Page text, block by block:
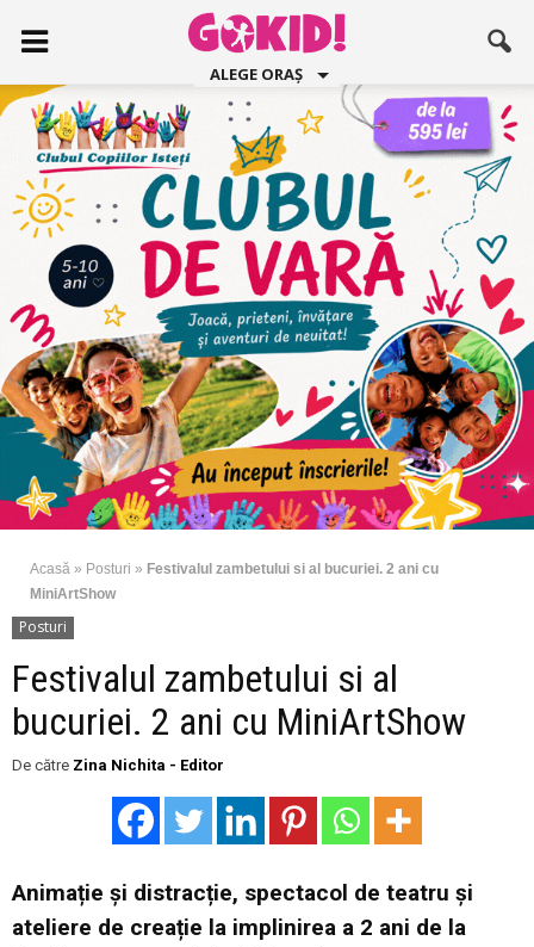
ALEGE ORAȘ
Acasă » Posturi » Festivalul zambetului si al bucuriei. 2 ani cu
MiniArtShow
Posturi
Festivalul zambetului si al
bucuriei. 2 ani cu MiniArtShow
De către Zina Nichita - Editor
Animație și distracție, spectacol de teatru și
ateliere de creație la implinirea a 2 ani de la